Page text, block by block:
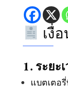
เงื่
1. ระยะ
แบตเตอ